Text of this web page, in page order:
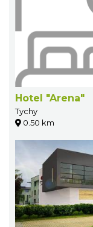
Hotel "Arena"
Tychy
0.50 km